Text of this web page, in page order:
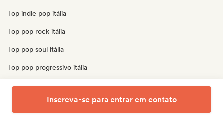
Top indie pop itália
Top pop rock itália
Top pop soul itália
Top pop progressivo itália
Top pop psicodélico itália
Top cantor-compositor itália
Inscreva-se para entrar em contato